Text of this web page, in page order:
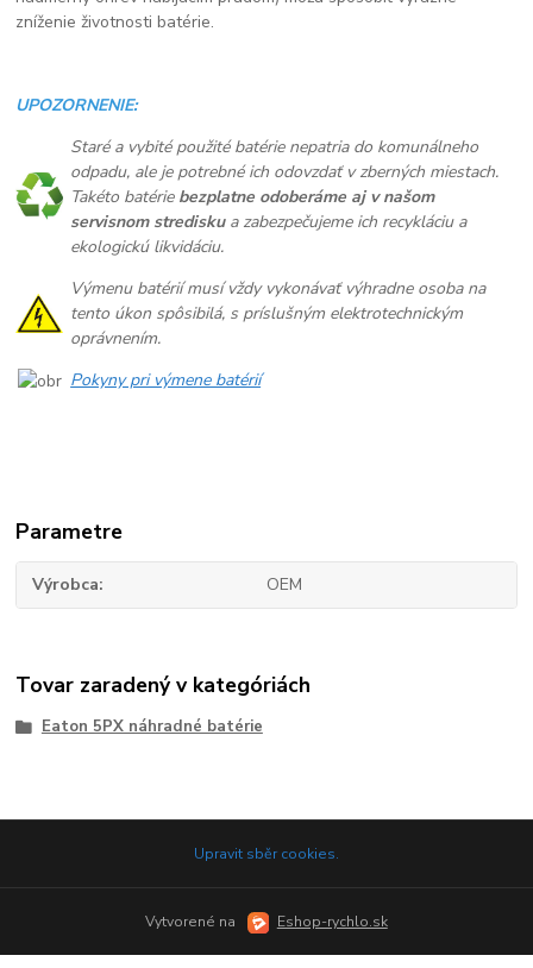
zníženie životnosti batérie.
UPOZORNENIE:
Staré a vybité použité batérie nepatria do komunálneho
odpadu, ale je potrebné ich odovzdať v zberných miestach.
Takéto batérie bezplatne odoberáme aj v našom
servisnom strediskua zabezpečujeme ich recykláciu a
ekologickú likvidáciu.
Výmenu batérií musí vždy vykonávať výhradne osoba na
tento úkon spôsibilá, s príslušným elektrotechnickým
oprávnením.
Pokyny pri výmene batérií
Parametre
Výrobca OEM
Tovar zaradený v kategóriách
Eaton 5PX náhradné batérie
Upravit sběr cookies.
Vytvorené na Eshop-rychlo.sk